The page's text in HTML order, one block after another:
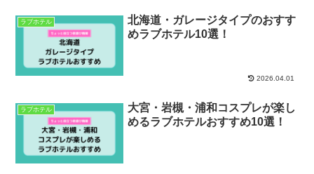
ラブホテル
北海道・ガレージタイプのおすす
めラブホテル10選！
2026.04.01
ラブホテル
大宮・岩槻・浦和コスプレが楽し
めるラブホテルおすすめ10選！